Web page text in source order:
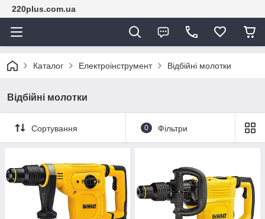
220plus.com.ua
Каталог Електроінструмент Відбійні молотки
Відбійні молотки
Сортування 0 Фільтри